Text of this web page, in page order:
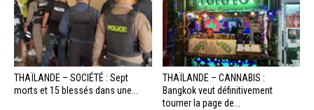
THAÏLANDE – SOCIÉTÉ : Sept
morts et 15 blessés dans une...
THAÏLANDE – CANNABIS :
Bangkok veut définitivement
tourner la page de...